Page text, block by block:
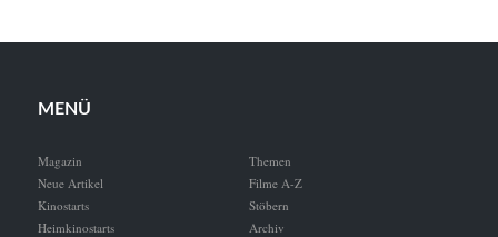
MENÜ
Magazin
Neue Artikel
Kinostarts
Heimkinostarts
Themen
Filme A-Z
Stöbern
Archiv